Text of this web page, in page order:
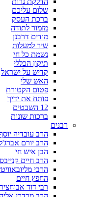
שלום עליכם
ברכת העסק
מזמור לתודה
מודים דרבנן
שיר למעלות
נשמת כל חי
תיקון הכללי
קדיש על ישראל
האש שלי
פטום הקטורת
פותח את ידיך
12 השבטים
ברכות שונות
רבנים
הרב עובדיה
הרב יורם
הבן איש חי
הרב חיים
הרבי
החפץ חיים
רבי דוד